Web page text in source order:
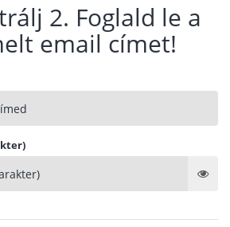
2. Foglald le a
email címet!